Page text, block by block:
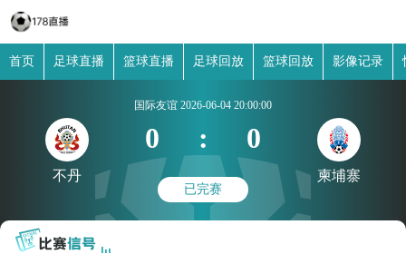
首页 足球直播 篮球直播 足球回放 篮球回放 影像记录
不丹
国际友谊 2026-06-04 20:00:00
0 : 0
已完赛
柬埔寨